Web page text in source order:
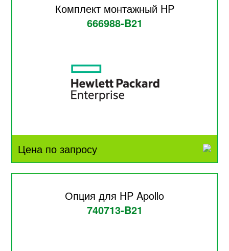
Комплект монтажный HP
666988-B21
Цена по запросу
Опция для HP Apollo
740713-B21